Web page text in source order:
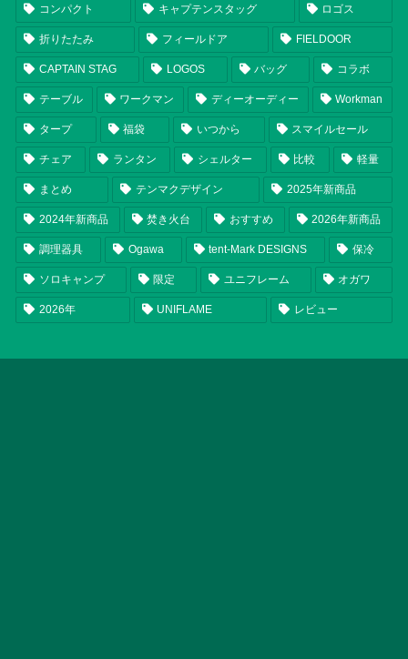
コンパクト キャプテンスタッグ ロゴス
折りたたみ フィールドア FIELDOOR
CAPTAIN STAG LOGOS バッグ コラボ
テーブル ワークマン ディーオーディー Workman
タープ 福袋 いつから スマイルセール
チェア ランタン シェルター 比較 軽量
まとめ テンマクデザイン 2025年新商品
2024年新商品 焚き火台 おすすめ 2026年新商品
調理器具 Ogawa tent-Mark DESIGNS 保冷
ソロキャンプ 限定 ユニフレーム オガワ
2026年 UNIFLAME レビュー